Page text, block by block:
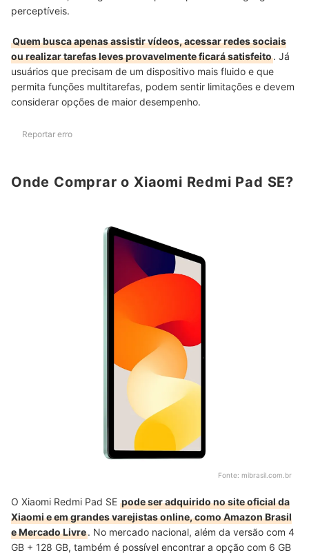
perceptíveis.
Quem busca apenas assistir vídeos, acessar redes sociais
ou realizar tarefas leves provavelmente ficará satisfeito. Já
usuários que precisam de um dispositivo mais fluido e que
permita funções multitarefas, podem sentir limitações e devem
considerar opções de maior desempenho.
Reportar erro
Onde Comprar o Xiaomi Redmi Pad SE?
Fonte: mibrasil.com.br
O Xiaomi Redmi Pad SE pode ser adquirido no site oficial da
Xiaomi e em grandes varejistas online, como Amazon Brasil
e Mercado Livre. No mercado nacional, além da versão com 4
GB + 128 GB, também é possível encontrar a opção com 6 GB